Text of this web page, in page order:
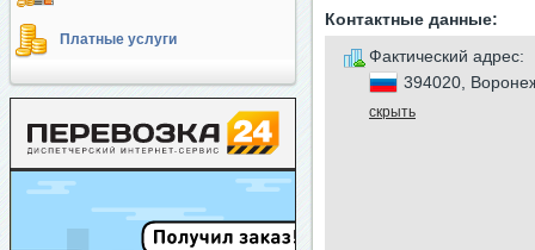
Платные услуги
Контактные данные:
Фактический адрес:
394020,
скрыть